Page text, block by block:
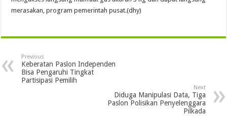
merasakan, program pemerintah pusat.(dhy)
Previous
Keberatan Paslon Independen
Bisa Pengaruhi Tingkat
Partisipasi Pemilih
Next
Diduga Manipulasi Data, Tiga
Paslon Polisikan Penyelenggara
Pilkada